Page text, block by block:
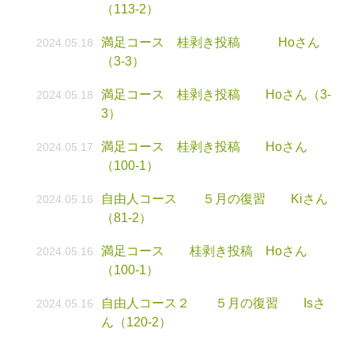
（113-2）
2024.05.18
満足コース 桂剥き投稿 Hoさん
（3-3）
2024.05.18
満足コース 桂剥き投稿 Hoさん（3-
3）
2024.05.17
満足コース 桂剥き投稿 Hoさん
（100-1）
2024.05.16
自由人コース ５月の復習 Kiさん
（81-2）
2024.05.16
満足コース 桂剥き投稿 Hoさん
（100-1）
2024.05.16
自由人コース２ ５月の復習 Isさ
ん（120-2）